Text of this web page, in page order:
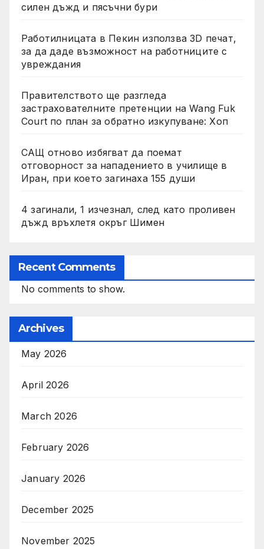
силен дъжд и пясъчни бури
Работилницата в Пекин използва 3D печат,
за да даде възможност на работниците с
увреждания
Правителството ще разгледа
застрахователните претенции на Wang Fuk
Court по план за обратно изкупуване: Хоп
САЩ отново избягват да поемат
отговорност за нападението в училище в
Иран, при което загинаха 155 души
4 загинали, 1 изчезнал, след като проливен
дъжд връхлетя окръг Шимен
Recent Comments
No comments to show.
Archives
May 2026
April 2026
March 2026
February 2026
January 2026
December 2025
November 2025